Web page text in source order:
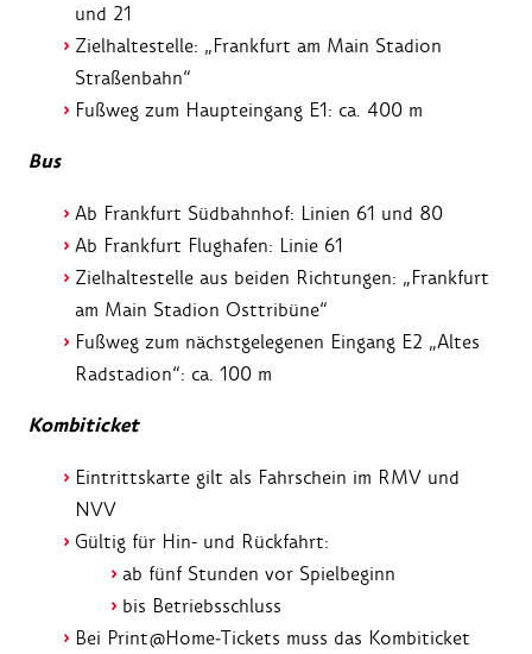
und 21
Zielhaltestelle: „Frankfurt am Main Stadion
Straßenbahn“
Fußweg zum Haupteingang E1: ca. 400 m
Bus
Ab Frankfurt Südbahnhof: Linien 61 und 80
Ab Frankfurt Flughafen: Linie 61
Zielhaltestelle aus beiden Richtungen: „Frankfurt
am Main Stadion Osttribüne“
Fußweg zum nächstgelegenen Eingang E2 „Altes
Radstadion“: ca. 100 m
Kombiticket
Eintrittskarte gilt als Fahrschein im RMV und
NVV
Gültig für Hin- und Rückfahrt:
ab fünf Stunden vor Spielbeginn
bis Betriebsschluss
Bei Print@Home‑Tickets muss das Kombiticket